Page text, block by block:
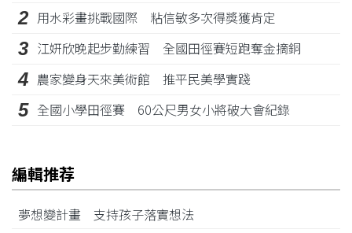
2 用水彩畫挑戰國際 粘信敏多次得獎獲肯定
3 江姸欣晚起步勤練習 全國田徑賽短跑奪金摘銅
4 農家變身天來美術館 推平民美學實踐
5 全國小學田徑賽 60公尺男女小將破大會紀錄
編輯推荐
夢想變計畫 支持孩子落實想法